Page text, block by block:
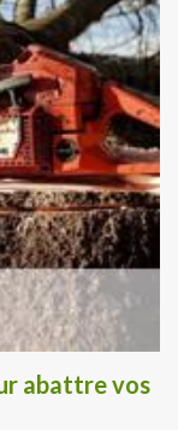
abattre vos